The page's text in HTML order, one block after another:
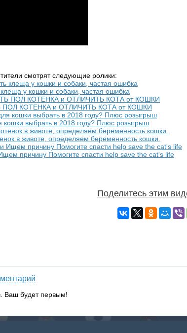
смотрят следующие ролики:
у кошки и собаки, частая ошибка
ПОЛ КОТЕНКА и ОТЛИЧИТЬ КОТА от КОШКИ
кошки выбрать в 2018 году? Плюс розыгрыш
в животе, определяем беременность кошки.
причину Помогите спасти help save the cat's life
Поделитесь этим
Ваш будет первым!